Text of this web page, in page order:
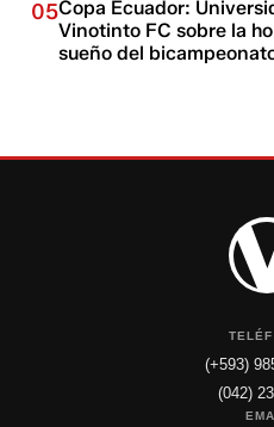
05Copa Ecuador:
Vinotinto FC sobre la
sueño del
(+593)
(042)